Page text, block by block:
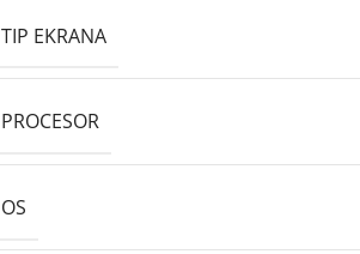
TIP EKRANA
PROCESOR
OS